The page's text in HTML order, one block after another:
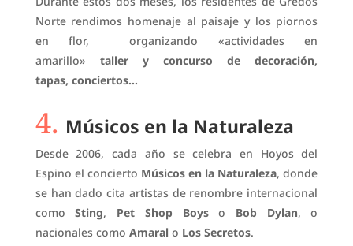
Norte rendimos homenaje al paisaje y los piornos
en flor, organizando «actividades en
amarillo» taller y concurso de decoración,
tapas, conciertos…
4. Músicos en la Naturaleza
Desde 2006, cada año se celebra en Hoyos del
Espino el concierto Músicos en la Naturaleza, donde
se han dado cita artistas de renombre internacional
comoSting, Pet Shop Boyso Bob Dylan, o
nacionales como Amaral o Los Secretos.